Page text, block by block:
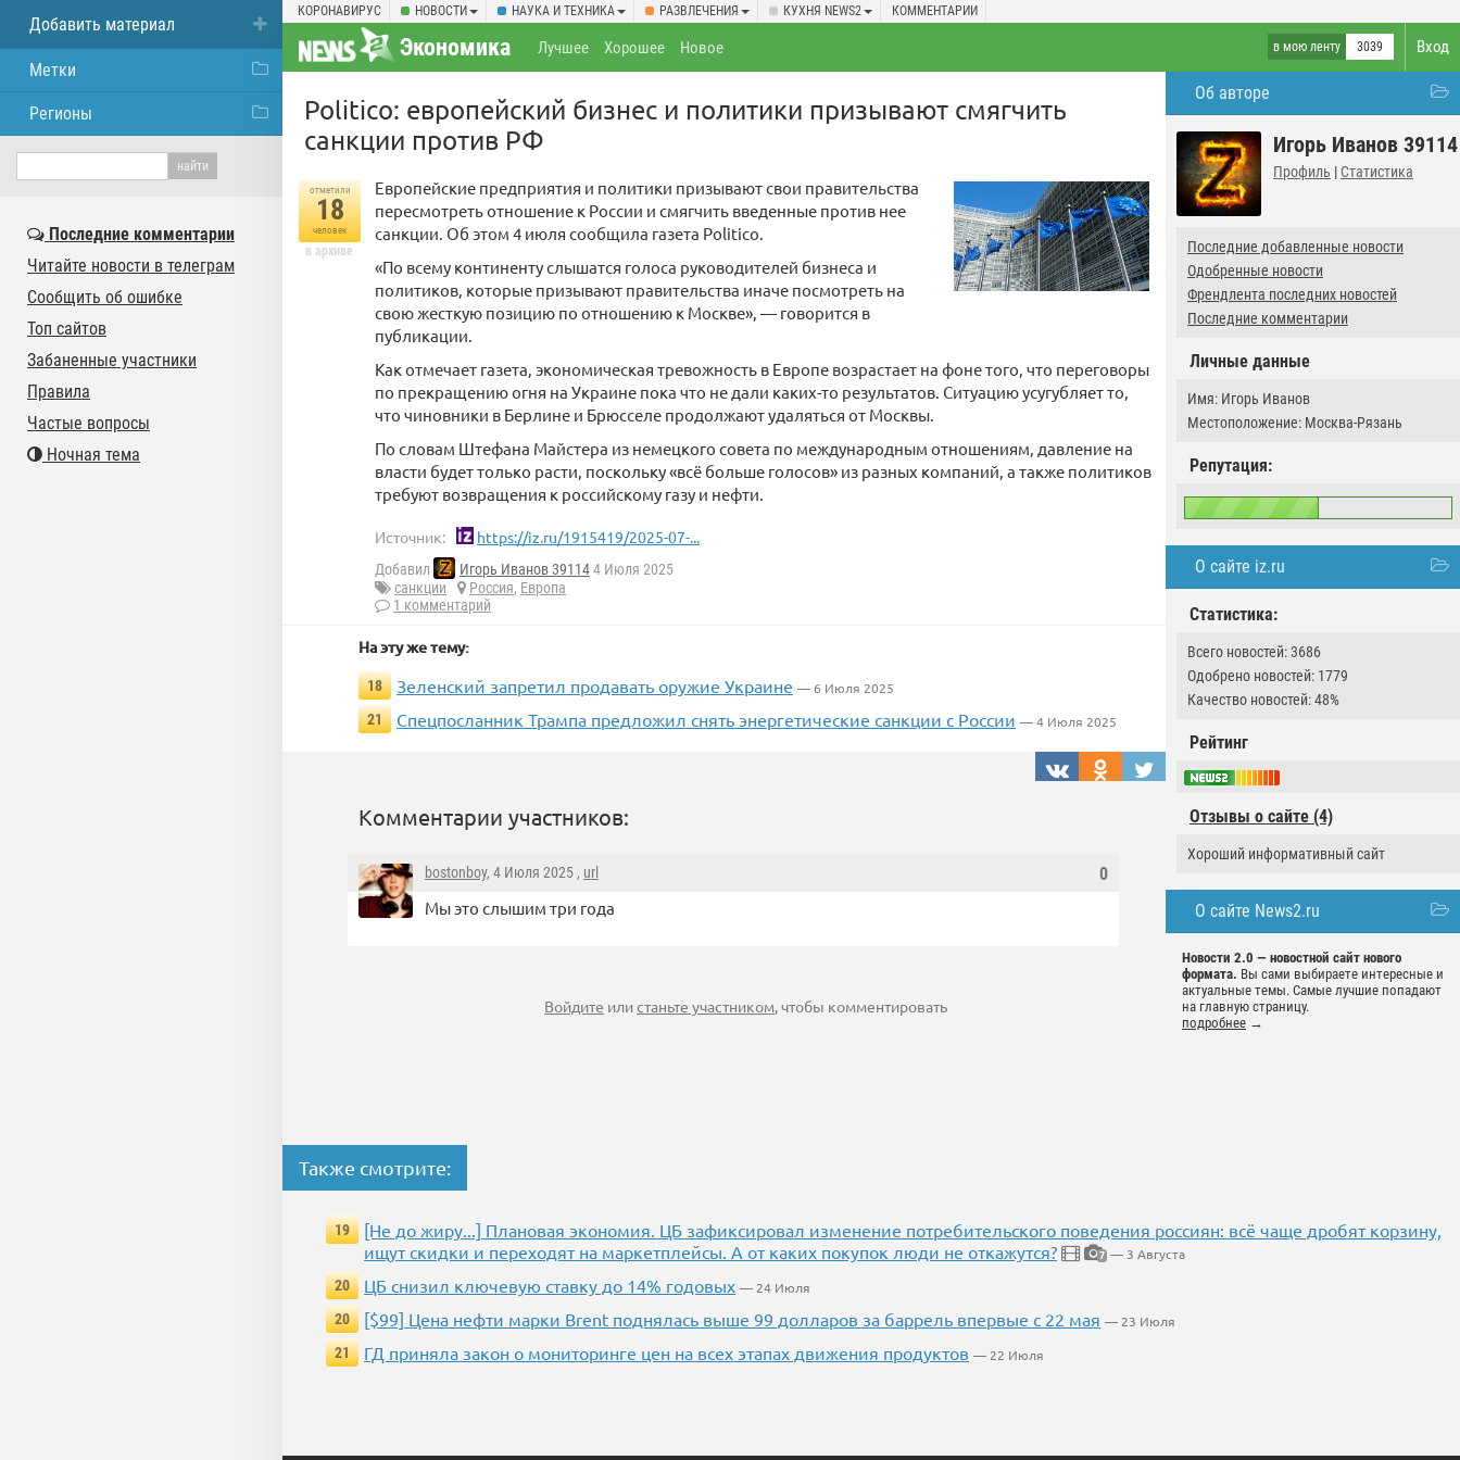
КОРОНАВИРУС НОВОСТИ НАУКА И ТЕХНИКА РАЗВЛЕЧЕНИЯ КУХНЯ NEWS2 КОММЕНТАРИИ
Вход
Экономика в мою ленту 3039
Лучшее Хорошее Новое
Об авторе
Игорь Иванов 39114
Профиль | Статистика
Последние добавленные новости
Одобренные новости
Френдлента последних новостей
Последние комментарии
Личные данные
Имя: Игорь Иванов
Местоположение: Москва-Рязань
Репутация:
О сайте iz.ru
Статистика:
Всего новостей: 3686
Одобрено новостей: 1779
Качество новостей: 48%
Рейтинг
Отзывы о сайте (4)
Хороший информативный сайт
О сайте News2.ru
Новости 2.0 — новостной сайт нового
формата. Вы сами выбираете интересные и
актуальные темы. Самые лучшие попадают
на главную страницу.
подробнее →
Politico: европейский бизнес и политики призывают смягчить
санкции против РФ
отметили
18
человек
в архиве
Европейские предприятия и политики призывают свои правительства
пересмотреть отношение к России и смягчить введенные против нее
санкции. Об этом 4 июля сообщила газета Politico.
«По всему континенту слышатся голоса руководителей бизнеса и
политиков, которые призывают правительства иначе посмотреть на
свою жесткую позицию по отношению к Москве», — говорится в
публикации.
Как отмечает газета, экономическая тревожность в Европе возрастает на фоне того, что переговоры
по прекращению огня на Украине пока что не дали каких-то результатов. Ситуацию усугубляет то,
что чиновники в Берлине и Брюсселе продолжают удаляться от Москвы.
По словам Штефана Майстера из немецкого совета по международным отношениям, давление на
власти будет только расти, поскольку «всё больше голосов» из разных компаний, а также политиков
требуют возвращения к российскому газу и нефти.
Источник: https://iz.ru/1915419/2025-07-...
Добавил Игорь Иванов 391144 Июля 2025
санкции
Россия, Европа
1 комментарий
На эту же тему:
18 Зеленский запретил продавать оружие Украине — 6 Июля 2025
21
Спецпосланник Трампа предложил снять энергетические санкции с России — 4 Июля 2025
Комментарии участников:
0
bostonboy, 4 Июля 2025 , url
Мы это слышим три года
Войдите илистаньте участником, чтобы комментировать
Также смотрите:
19
[Не до жиру...] Плановая экономия. ЦБ зафиксировал изменение потребительского поведения россиян: всё чаще дробят корзину,
ищут скидки и переходят на маркетплейсы. А от каких покупок люди не откажутся?
7 — 3 Августа
20
ЦБ снизил ключевую ставку до 14% годовых — 24 Июля
20
[$99] Цена нефти марки Brent поднялась выше 99 долларов за баррель впервые с 22 мая — 23 Июля
21
ГД приняла закон о мониторинге цен на всех этапах движения продуктов — 22 Июля
Добавить материал
Метки
Регионы
Последние комментарии
Читайте новости в телеграм
Сообщить об ошибке
Топ сайтов
Забаненные участники
Правила
Частые вопросы
Ночная тема